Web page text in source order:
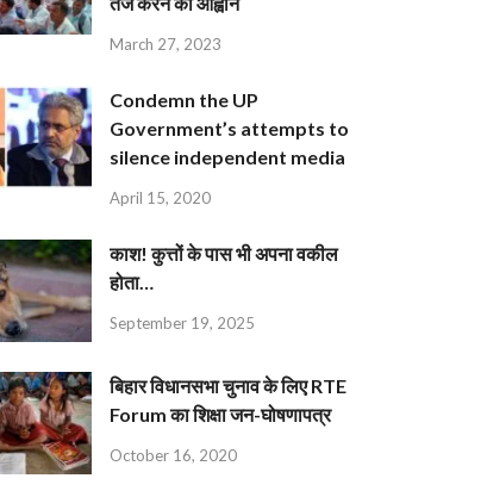
March 27, 2023
Condemn the UP
Government’s attempts to
silence independent media
April 15, 2020
काश! कुत्तों के पास भी अपना वकील
होता…
September 19, 2025
बिहार विधानसभा चुनाव के लिए RTE
Forum का शिक्षा जन-घोषणापत्र
October 16, 2020